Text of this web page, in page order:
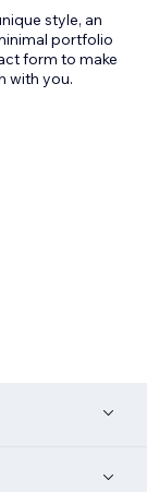
style, an
portfolio
form to make
with you.